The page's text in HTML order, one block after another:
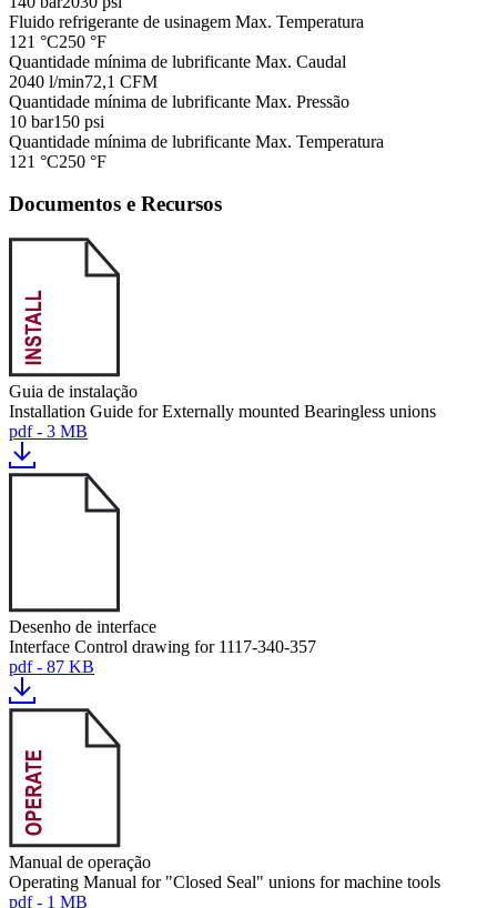
Fluido refrigerante de usinagem Max. Temperatura
121 °C250 °F
Quantidade mínima de lubrificante Max. Caudal
2040 l/min72,1 CFM
Quantidade mínima de lubrificante Max. Pressão
10 bar150 psi
Quantidade mínima de lubrificante Max. Temperatura
121 °C250 °F
Documentos e Recursos
Guia de instalação
Installation Guide for Externally mounted Bearingless unions
pdf - 3 MB
Desenho de interface
Interface Control drawing for 1117-340-357
pdf - 87 KB
Manual de operação
Operating Manual for "Closed Seal" unions for machine tools
pdf - 1 MB